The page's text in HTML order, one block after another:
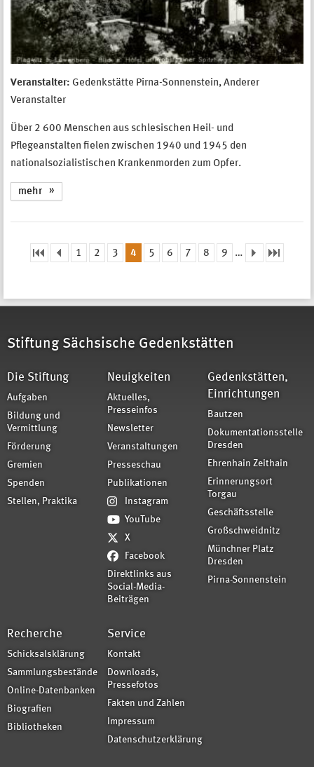
Veranstalter: Gedenkstätte Pirna-Sonnenstein, Anderer
Veranstalter
Über 2 600 Menschen aus schlesischen Heil- und
Pflegeanstalten fielen zwischen 1940 und 1945 den
nationalsozialistischen Krankenmorden zum Opfer.
mehr
1 2 3 4 5 6 7 8 9 …
Stiftung Sächsische Gedenkstätten
Die Stiftung
Aufgaben
Bildung und
Vermittlung
Förderung
Gremien
Spenden
Stellen, Praktika
Neuigkeiten
Aktuelles,
Presseinfos
Newsletter
Veranstaltungen
Presseschau
Publikationen
Instagram
YouTube
X
Facebook
Direktlinks aus
Social-Media-
Beiträgen
Gedenkstätten,
Einrichtungen
Bautzen
Dokumentationsstelle
Dresden
Ehrenhain Zeithain
Erinnerungsort
Torgau
Geschäftsstelle
Großschweidnitz
Münchner Platz
Dresden
Pirna-Sonnenstein
Recherche
Schicksalsklärung
Sammlungsbestände
Online-Datenbanken
Biografien
Bibliotheken
Service
Kontakt
Downloads,
Pressefotos
Fakten und Zahlen
Impressum
Datenschutzerklärung